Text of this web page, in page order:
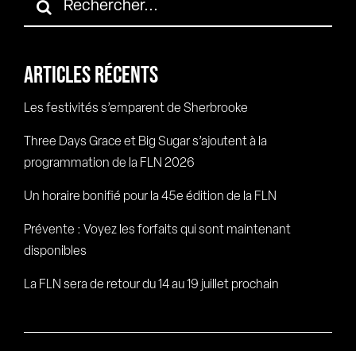
ARTICLES RÉCENTS
Les festivités s’emparent de Sherbrooke
Three Days Grace et Big Sugar s’ajoutent à la
programmation de la FLN 2026
Un horaire bonifié pour la 45e édition de la FLN
Prévente : Voyez les forfaits qui sont maintenant
disponibles
La FLN sera de retour du 14 au 19 juillet prochain